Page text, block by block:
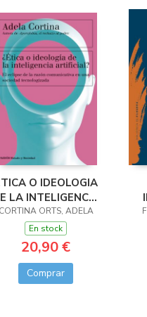
O IDEOLOGIA
LA INTELIGENCIA
ARTIFICIAL?
CORTINA ORTS, ADELA
En stock
20,90 €
Comprar